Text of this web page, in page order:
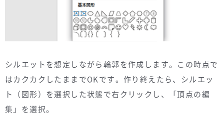
シルエットを想定しながら輪郭を作成します。この時点で
はカクカクしたままでOKです。作り終えたら、シルエッ
ト（図形）を選択した状態で右クリックし、「頂点の編
集」を選択。